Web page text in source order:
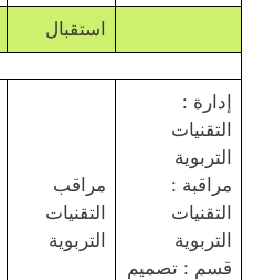
استقبال
إدارة :
التقنيات
التربوية
مراقبة :
التقنيات
التربوية
قسم : تصميم
مراقب
التقنيات
التربوية